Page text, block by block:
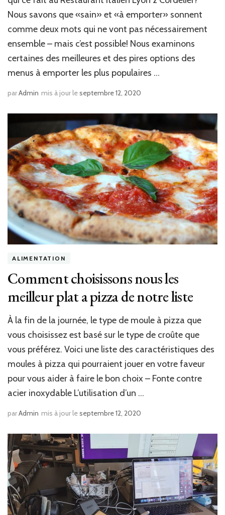
Nous savons que «sain» et «à emporter» sonnent
comme deux mots qui ne vont pas nécessairement
ensemble – mais c’est possible! Nous examinons
certaines des meilleures et des pires options des
menus à emporter les plus populaires …
parAdmin mis à jour leseptembre 12, 2020
ALIMENTATION
Comment choisissons nous les
meilleur plat a pizza de notre liste
À la fin de la journée, le type de moule à pizza que
vous choisissez est basé sur le type de croûte que
vous préférez. Voici une liste des caractéristiques des
moules à pizza qui pourraient jouer en votre faveur
pour vous aider à faire le bon choix – Fonte contre
acier inoxydable L’utilisation d’un …
parAdmin mis à jour leseptembre 12, 2020